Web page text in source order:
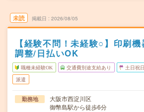
未読 掲載日 2026/08/05
【経験不問！未経験○】印刷
調整/日払いOK
職種未経験OK 交通費別途支給あり 土日祝
派遣
勤務地
大阪市西淀川区
御幣島駅から徒歩6分